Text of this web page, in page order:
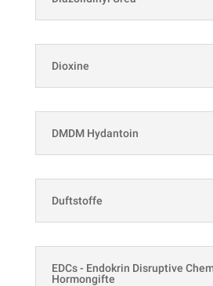
Dioxine
DMDM Hydantoin
Duftstoffe
EDCs - Endokrin Disruptive
Hormongifte